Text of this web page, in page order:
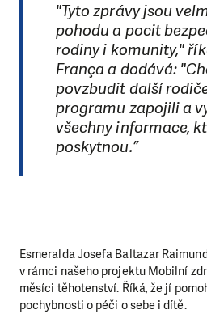
"Tyto zprávy jsou
pohodu a pocit
rodiny i komunity,"
França a dodává:
povzbudit další
programu zapojili a
všechny informace,
poskytnou.”
Esmeralda Josefa Baltazar
v rámci našeho projektu Mobilní
měsíci těhotenství. Říká, že jí
pochybnosti o péči o sebe i dítě.